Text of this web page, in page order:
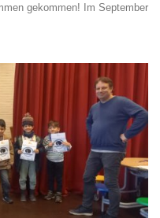
gekommen! Im September